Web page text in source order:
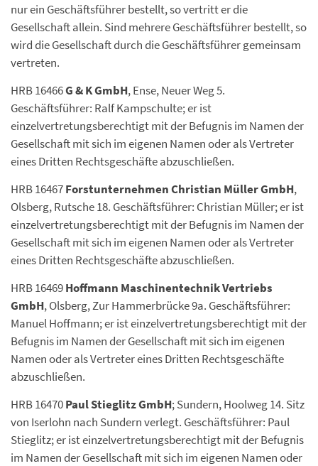
nur ein Geschäftsführer bestellt, so vertritt er die
Gesellschaft allein. Sind mehrere Geschäftsführer bestellt, so
wird die Gesellschaft durch die Geschäftsführer gemeinsam
vertreten.
HRB 16466G & K GmbH, Ense, Neuer Weg 5.
Geschäftsführer: Ralf Kampschulte; er ist
einzelvertretungsberechtigt mit der Befugnis im Namen der
Gesellschaft mit sich im eigenen Namen oder als Vertreter
eines Dritten Rechtsgeschäfte abzuschließen.
HRB 16467Forstunternehmen Christian Müller GmbH,
Olsberg, Rutsche 18. Geschäftsführer: Christian Müller; er ist
einzelvertretungsberechtigt mit der Befugnis im Namen der
Gesellschaft mit sich im eigenen Namen oder als Vertreter
eines Dritten Rechtsgeschäfte abzuschließen.
HRB 16469Hoffmann Maschinentechnik Vertriebs
GmbH, Olsberg, Zur Hammerbrücke 9a. Geschäftsführer:
Manuel Hoffmann; er ist einzelvertretungsberechtigt mit der
Befugnis im Namen der Gesellschaft mit sich im eigenen
Namen oder als Vertreter eines Dritten Rechtsgeschäfte
abzuschließen.
HRB 16470Paul Stieglitz GmbH; Sundern, Hoolweg 14. Sitz
von Iserlohn nach Sundern verlegt. Geschäftsführer: Paul
Stieglitz; er ist einzelvertretungsberechtigt mit der Befugnis
im Namen der Gesellschaft mit sich im eigenen Namen oder